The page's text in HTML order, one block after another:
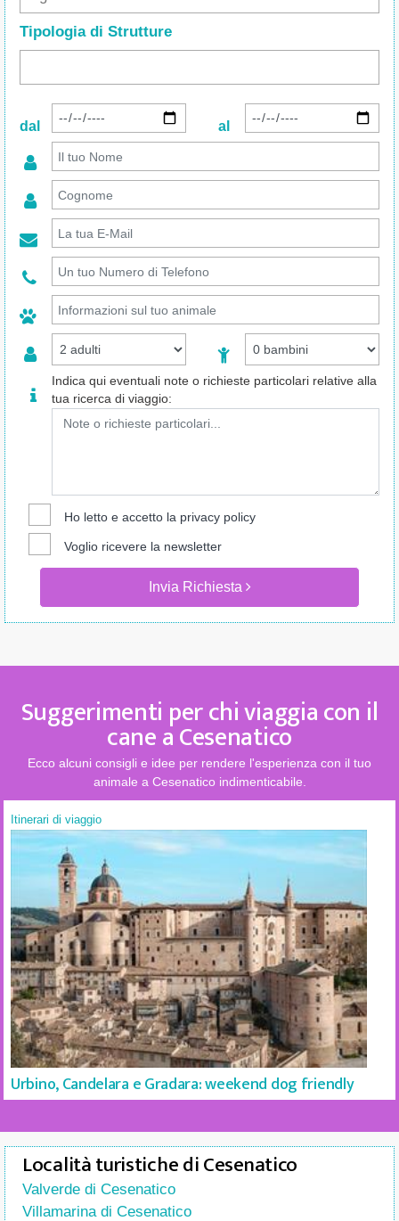
Tipologia di Strutture
dal al
Indica qui eventuali note o richieste particolari relative alla
tua ricerca di viaggio:
Ho letto e accetto la privacy policy
Voglio ricevere la newsletter
Invia Richiesta
Suggerimenti per chi viaggia con il
cane a Cesenatico
Ecco alcuni consigli e idee per rendere l'esperienza con il tuo
animale a Cesenatico indimenticabile.
Itinerari di viaggio
Urbino, Candelara e Gradara: weekend dog friendly
Località turistiche di Cesenatico
Valverde di Cesenatico
Villamarina di Cesenatico